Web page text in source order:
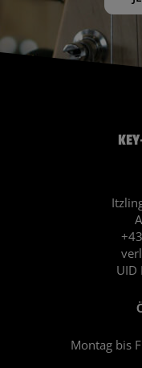
UID
Montag bis